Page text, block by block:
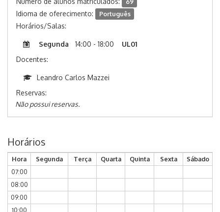
Idioma de oferecimento: Português
Horários/Salas:
Segunda 14:00 - 18:00
UL01
Docentes:
Leandro Carlos Mazzei
Reservas:
Não possui reservas.
Horários
Hora Segunda Terça Quarta Quinta Sexta
Sábado
07:00
08:00
09:00
10:00